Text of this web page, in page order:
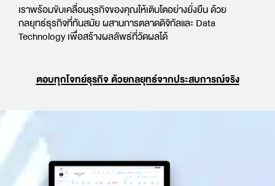
เราพร้อมขับเคลื่อนธุรกิจของคุณให้เติบโตอย่างยั่งยืน ด้วย
กลยุทธ์ธุรกิจที่ทันสมัย ผสานการตลาดดิจิทัลและ Data
Technology เพื่อสร้างผลลัพธ์ที่วัดผลได้
ตอบทุกโจทย์ธุรกิจ ด้วยกลยุทธ์จากประสบการณ์จริง